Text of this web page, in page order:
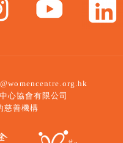
心協會有限公司
慈善機構